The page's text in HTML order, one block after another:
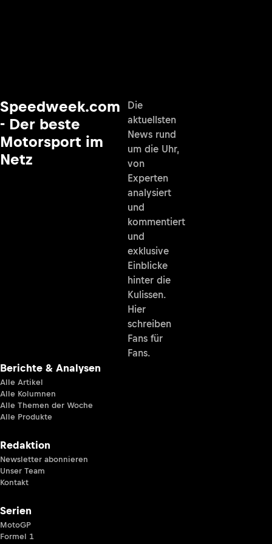
Speedweek.com
- Der beste
Motorsport im
Netz
Die
aktuellsten
News rund
um die Uhr,
von
Experten
analysiert
und
kommentiert
und
exklusive
Einblicke
hinter die
Kulissen.
Hier
schreiben
Fans für
Fans.
Berichte & Analysen
Alle Artikel
Alle Kolumnen
Alle Themen der Woche
Alle Produkte
Redaktion
Newsletter abonnieren
Unser Team
Kontakt
Serien
MotoGP
Formel 1